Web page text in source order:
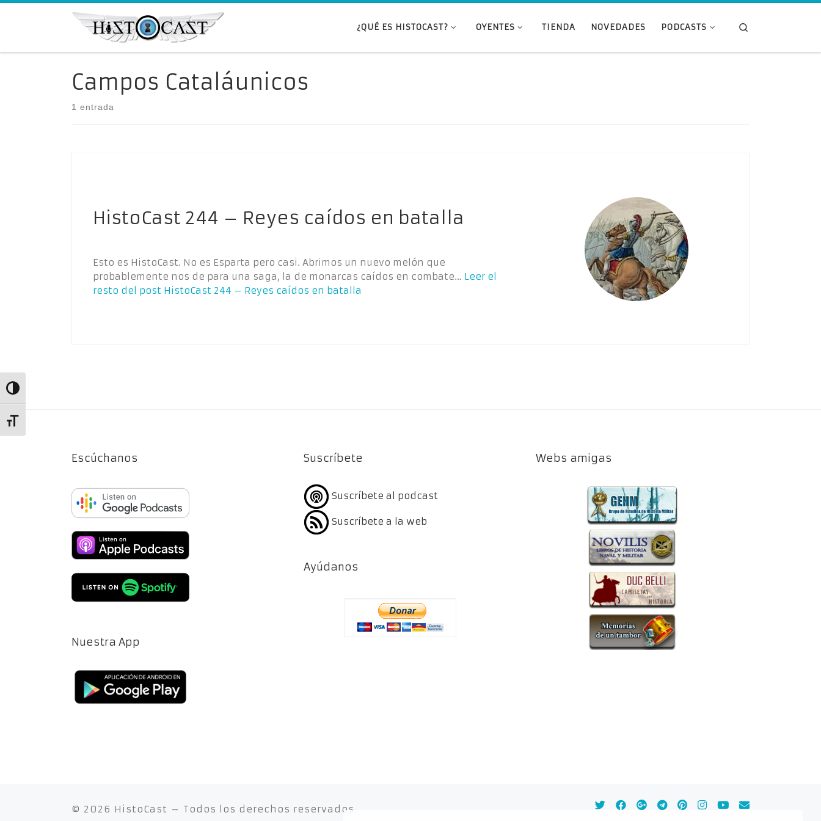
Alternar alto contraste
Alternar tamaño de letra
Saltar al contenido
¿QUÉ ES HISTOCAST? OYENTES TIENDA NOVEDADES PODCASTS
Campos Cataláunicos
1 entrada
HistoCast 244 – Reyes caídos en batalla
Esto es HistoCast. No es Esparta pero casi. Abrimos un nuevo melón que
probablemente nos de para una saga, la de monarcas caídos en combate… Leer el
resto del post HistoCast 244 – Reyes caídos en batalla
Escúchanos
Nuestra App
Suscríbete
Suscríbete al podcast
Suscríbete a la web
Ayúdanos
Webs amigas
© 2026 HistoCast – Todos los derechos reservados